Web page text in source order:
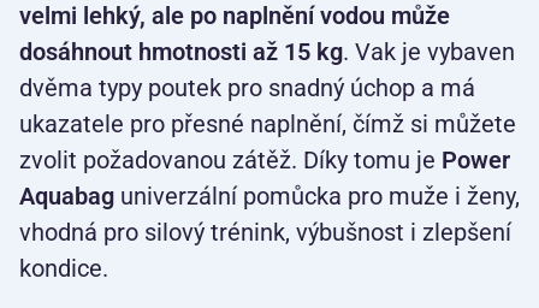
velmi lehký, ale po naplnění vodou může
dosáhnout hmotnosti až 15 kg. Vak je vybaven
dvěma typy poutek pro snadný úchop a má
ukazatele pro přesné naplnění, čímž si můžete
zvolit požadovanou zátěž. Díky tomu je Power
Aquabag univerzální pomůcka pro muže i ženy,
vhodná pro silový trénink, výbušnost i zlepšení
kondice.